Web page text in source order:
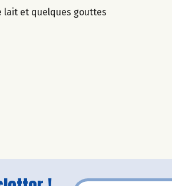
lait et quelques gouttes